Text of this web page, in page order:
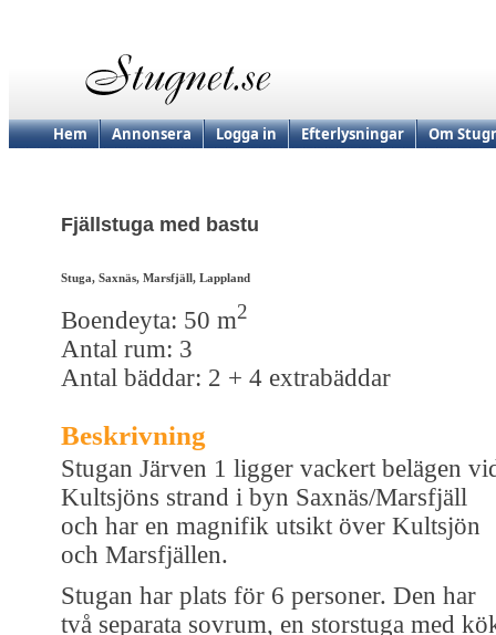
Hem Annonsera Logga in Efterlysningar Om
Fjällstuga med bastu
Stuga, Saxnäs, Marsfjäll, Lappland
Boendeyta: 50 m2
Antal rum: 3
Antal bäddar: 2 + 4 extrabäddar
Beskrivning
Stugan Järven 1 ligger vackert belägen
Kultsjöns strand i byn Saxnäs/Marsfjäll
och har en magnifik utsikt över Kultsjön
och Marsfjällen.
Stugan har plats för 6 personer. Den har
två separata sovrum, en storstuga med